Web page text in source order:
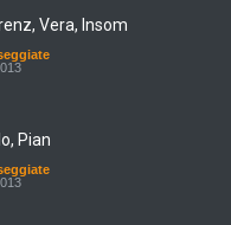
Vera, Insom
Pian